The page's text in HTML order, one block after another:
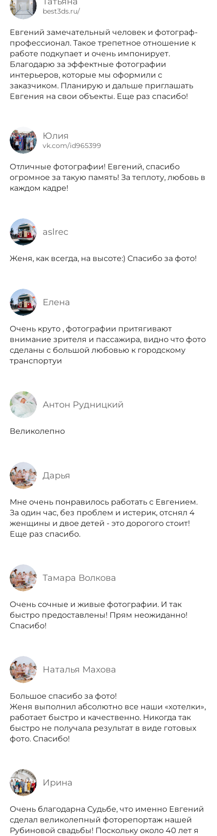
best3ds.ru/
Евгений замечательный человек и фотограф-
профессионал. Такое трепетное отношение к
работе подкупает и очень импонирует.
Благодарю за эффектные фотографии
интерьеров, которые мы оформили с
заказчиком. Планирую и дальше приглашать
Евгения на свои объекты. Еще раз спасибо!
Юлия
vk.com/id965399
Отличные фотографии! Евгений, спасибо
огромное за такую память! За теплоту, любовь в
каждом кадре!
aslrec
Женя, как всегда, на высоте:) Спасибо за фото!
Елена
Очень круто , фотографии притягивают
внимание зрителя и пассажира, видно что фото
сделаны с большой любовью к городскому
транспортуи
Антон Рудницкий
Великолепно
Дарья
Мне очень понравилось работать с Евгением.
За один час, без проблем и истерик, отснял 4
женщины и двое детей - это дорогого стоит!
Еще раз спасибо.
Тамара Волкова
Очень сочные и живые фотографии. И так
быстро предоставлены! Прям неожиданно!
Спасибо!
Наталья Махова
Большое спасибо за фото!
Женя выполнил абсолютно все наши «хотелки»,
работает быстро и качественно. Никогда так
быстро не получала результат в виде готовых
фото. Спасибо!
Ирина
Очень благодарна Судьбе, что именно Евгений
сделал великолепный фоторепортаж нашей
Рубиновой свадьбы! Поскольку около 40 лет я